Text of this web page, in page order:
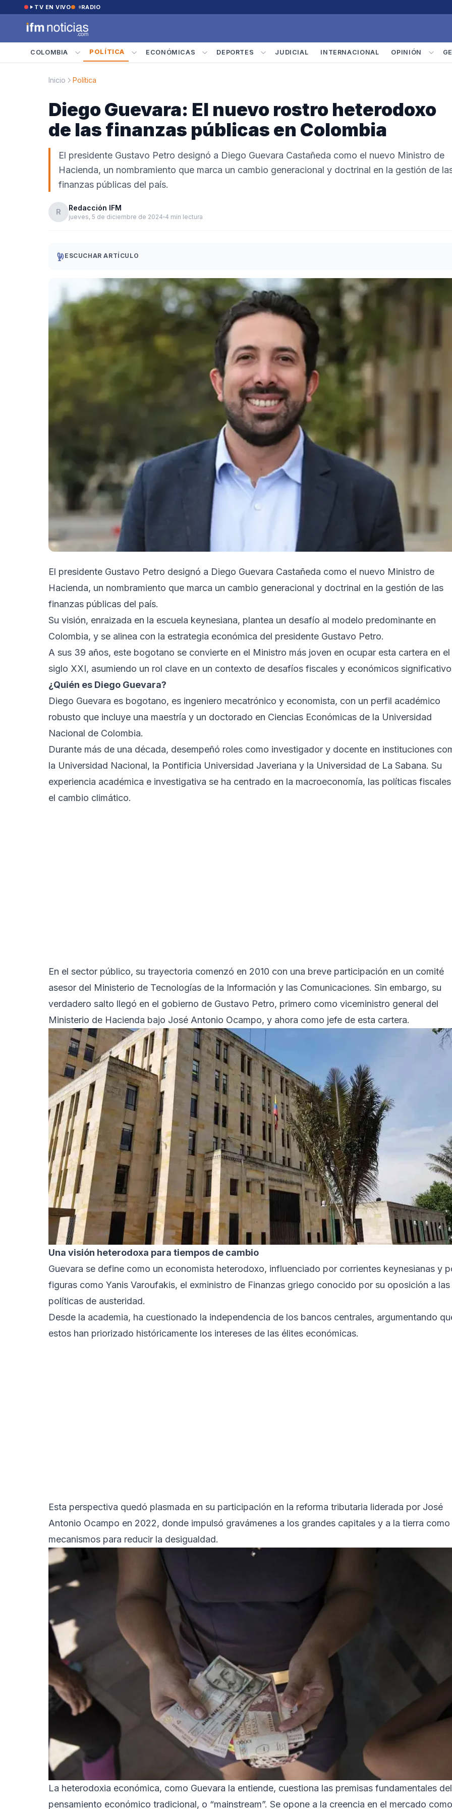
Saltar al contenido
TV EN VIVO RADIO
COLOMBIA POLÍTICA ECONÓMICAS DEPORTES JUDICIAL INTERNACIONAL OPINIÓN
Inicio Política
Diego Guevara: El nuevo rostro heterodoxo
de las finanzas públicas en Colombia
El presidente Gustavo Petro designó a Diego Guevara Castañeda como el nuevo Ministro de
Hacienda, un nombramiento que marca un cambio generacional y doctrinal en la gestión de
finanzas públicas del país.
R Redacción IFM
jueves, 5 de diciembre de 2024 4 min lectura
ESCUCHAR ARTÍCULO
El presidente Gustavo Petro designó a Diego Guevara Castañeda como el nuevo Ministro de
Hacienda, un nombramiento que marca un cambio generacional y doctrinal en la gestión de las
finanzas públicas del país.
Su visión, enraizada en la escuela keynesiana, plantea un desafío al modelo predominante en
Colombia, y se alinea con la estrategia económica del presidente Gustavo Petro.
A sus 39 años, este bogotano se convierte en el Ministro más joven en ocupar esta cartera en el
siglo XXI, asumiendo un rol clave en un contexto de desafíos fiscales y económicos
¿Quién es Diego Guevara?
Diego Guevara es bogotano, es ingeniero mecatrónico y economista, con un perfil académico
robusto que incluye una maestría y un doctorado en Ciencias Económicas de la Universidad
Nacional de Colombia.
Durante más de una década, desempeñó roles como investigador y docente en instituciones
la Universidad Nacional, la Pontificia Universidad Javeriana y la Universidad de La Sabana. Su
experiencia académica e investigativa se ha centrado en la macroeconomía, las políticas
el cambio climático.
En el sector público, su trayectoria comenzó en 2010 con una breve participación en un comité
asesor del Ministerio de Tecnologías de la Información y las Comunicaciones. Sin embargo, su
verdadero salto llegó en el gobierno de Gustavo Petro, primero como viceministro general del
Ministerio de Hacienda bajo José Antonio Ocampo, y ahora como jefe de esta cartera.
Una visión heterodoxa para tiempos de cambio
Guevara se define como un economista heterodoxo, influenciado por corrientes keynesianas y
figuras como Yanis Varoufakis, el exministro de Finanzas griego conocido por su oposición a las
políticas de austeridad.
Desde la academia, ha cuestionado la independencia de los bancos centrales, argumentando
estos han priorizado históricamente los intereses de las élites económicas.
Esta perspectiva quedó plasmada en su participación en la reforma tributaria liderada por José
Antonio Ocampo en 2022, donde impulsó gravámenes a los grandes capitales y a la tierra como
mecanismos para reducir la desigualdad.
La heterodoxia económica, como Guevara la entiende, cuestiona las premisas fundamentales del
pensamiento económico tradicional, o “mainstream”. Se opone a la creencia en el mercado como